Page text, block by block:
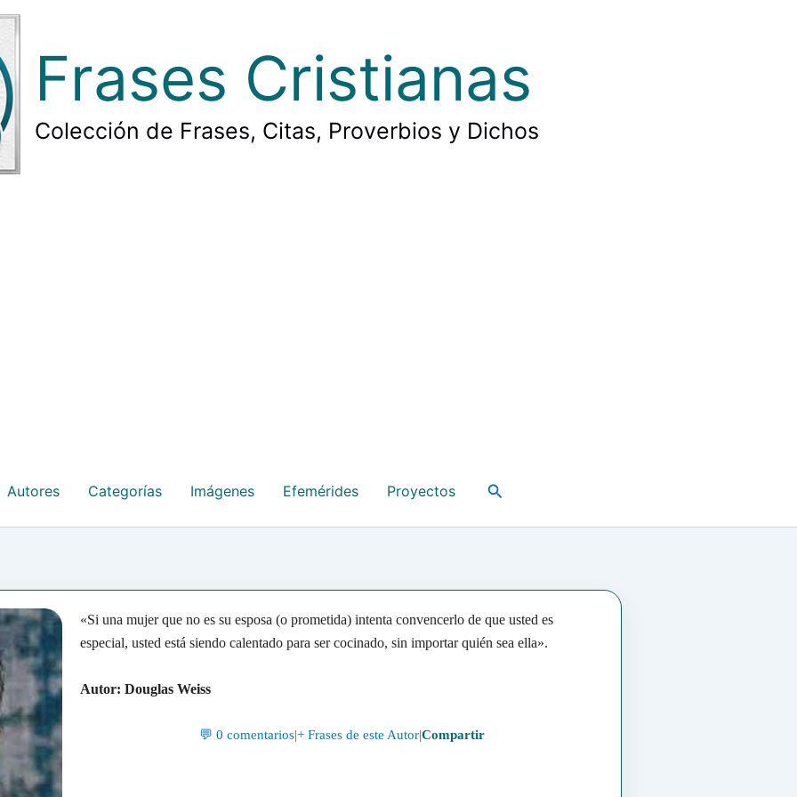
Frases Cristianas
Colección de Frases, Citas, Proverbios y Dichos
Autores Categorías Imágenes Efemérides Proyectos Buscar
«Si una mujer que no es su esposa (o prometida) intenta convencerlo de que usted es
especial, usted está siendo calentado para ser cocinado, sin importar quién sea ella».
Autor: Douglas Weiss
💬 0 comentarios|+ Frases de este Autor|Compartir